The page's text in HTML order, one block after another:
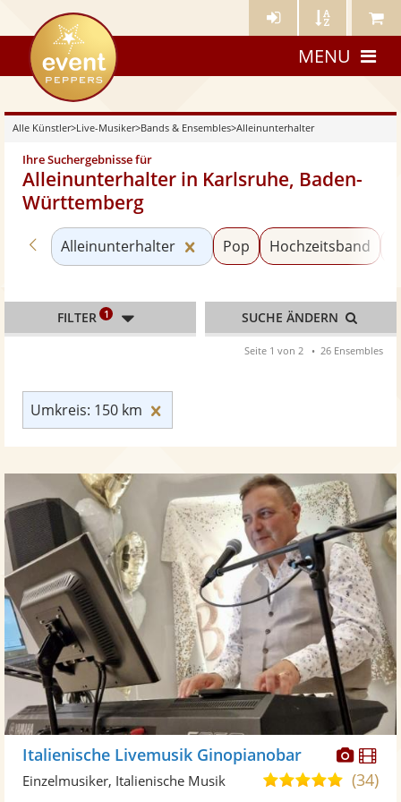
Künstler- Künstler Meine
eventpeppers
MENU
Alle Künstler>Live-Musiker>Bands & Ensembles>Alleinunterhalter
Ihre Suchergebnisse für
Alleinunterhalter in Karlsruhe, Baden-
Württemberg
Zurück zu «Bands & Ensembles»
Alleinunterhalter Kategorie
Pop Hochzeitsband
Umkreis: 150 km
FILTER 1 SUCHE ÄNDERN
Seite 1 von 2 26 Ensembles
Italienische Livemusik Ginopianobar
5,0(34)
Einzelmusiker, Italienische Musik